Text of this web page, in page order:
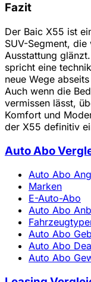
Fazit
Der Baic X55 ist
SUV-Segment,
Ausstattung
spricht eine
neue Wege
Auch wenn die
vermissen lässt,
Komfort und
der X55 definitiv
Auto Abo
Auto Abo
Marken
E-Auto-Abo
Auto Abo
Auto Abo
Auto Abo
Auto Abo